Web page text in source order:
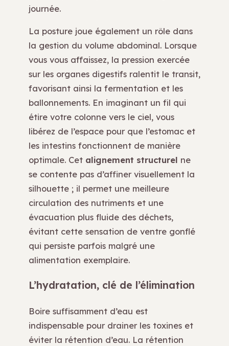
journée.
La posture joue également un rôle dans
la gestion du volume abdominal. Lorsque
vous vous affaissez, la pression exercée
sur les organes digestifs ralentit le transit,
favorisant ainsi la fermentation et les
ballonnements. En imaginant un fil qui
étire votre colonne vers le ciel, vous
libérez de l’espace pour que l’estomac et
les intestins fonctionnent de manière
optimale. Cet alignement structurel ne
se contente pas d’affiner visuellement la
silhouette ; il permet une meilleure
circulation des nutriments et une
évacuation plus fluide des déchets,
évitant cette sensation de ventre gonflé
qui persiste parfois malgré une
alimentation exemplaire.
L’hydratation, clé de l’élimination
Boire suffisamment d’eau est
indispensable pour drainer les toxines et
éviter la rétention d’eau. La rétention